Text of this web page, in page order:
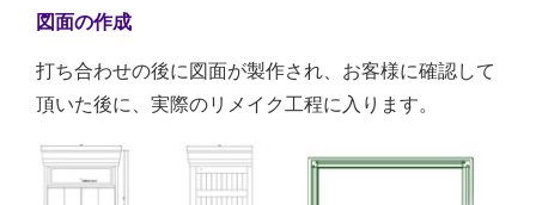
図面の作成
打ち合わせの後に図面が製作され、お客様に確認して
頂いた後に、実際のリメイク工程に入ります。